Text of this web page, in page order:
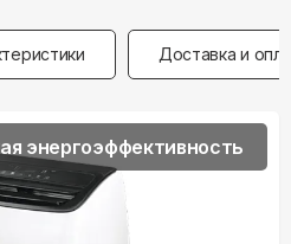
Доставка и
энергоэффективность